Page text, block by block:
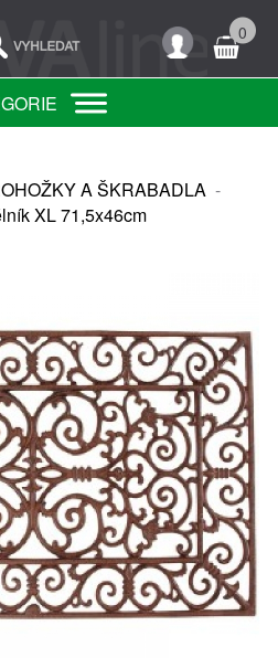
0
A ŠKRABADLA-
XL 71,5x46cm